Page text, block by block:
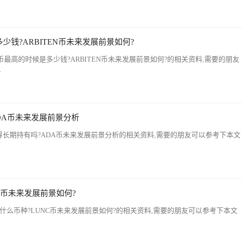
钱?ARBITEN币未来发展前景如何?
高的时候是多少钱?ARBITEN币未来发展前景如何?的相关资料,需要的朋友
币未来发展前景分析
期持有吗?ADA币未来发展前景分析的相关资料,需要的朋友可以参考下本文
未来发展前景如何?
么币种?LUNC币未来发展前景如何?的相关资料,需要的朋友可以参考下本文